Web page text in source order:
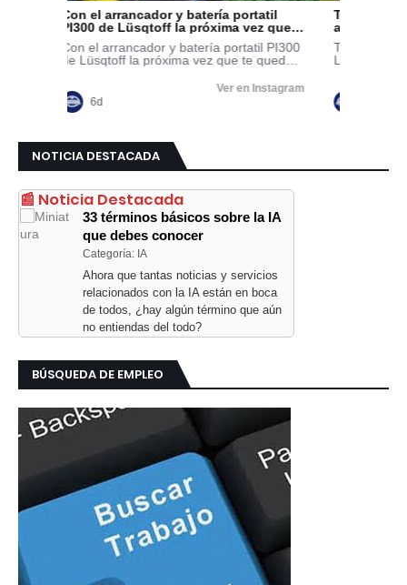
NOTICIA DESTACADA
📰 Noticia Destacada
33 términos básicos sobre la IA
que debes conocer
Categoría: IA
Ahora que tantas noticias y servicios
relacionados con la IA están en boca
de todos, ¿hay algún término que aún
no entiendas del todo?
BÚSQUEDA DE EMPLEO